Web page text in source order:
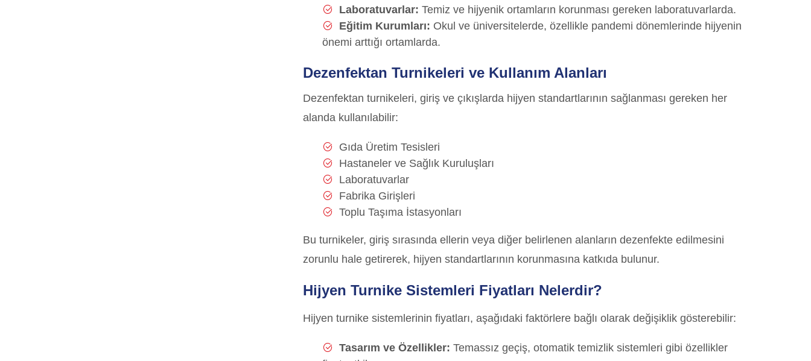
Laboratuvarlar: Temiz ve hijyenik ortamların korunması gereken laboratuvarlarda.
Eğitim Kurumları: Okul ve üniversitelerde, özellikle pandemi dönemlerinde hijyenin
önemi arttığı ortamlarda.
Dezenfektan Turnikeleri ve Kullanım Alanları
Dezenfektan turnikeleri, giriş ve çıkışlarda hijyen standartlarının sağlanması gereken her
alanda kullanılabilir:
Gıda Üretim Tesisleri
Hastaneler ve Sağlık Kuruluşları
Laboratuvarlar
Fabrika Girişleri
Toplu Taşıma İstasyonları
Bu turnikeler, giriş sırasında ellerin veya diğer belirlenen alanların dezenfekte edilmesini
zorunlu hale getirerek, hijyen standartlarının korunmasına katkıda bulunur.
Hijyen Turnike Sistemleri Fiyatları Nelerdir?
Hijyen turnike sistemlerinin fiyatları, aşağıdaki faktörlere bağlı olarak değişiklik gösterebilir:
Tasarım ve Özellikler: Temassız geçiş, otomatik temizlik sistemleri gibi özellikler